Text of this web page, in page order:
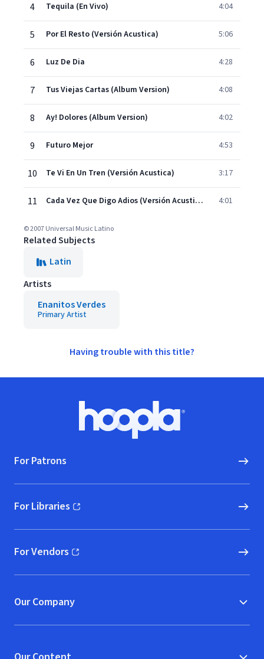
4 Tequila (En Vivo) 4:04
5 Por El Resto (Versión Acustica) 5:06
6 Luz De Dia 4:28
7 Tus Viejas Cartas (Album Version) 4:08
8 Ay! Dolores (Album Version) 4:02
9 Futuro Mejor 4:53
10 Te Vi En Un Tren (Versión Acustica) 3:17
11 Cada Vez Que Digo Adios (Versión Acustica) 4:01
© 2007 Universal Music Latino
Related Subjects
Latin
Artists
Enanitos Verdes
Primary Artist
Having trouble with this title?
Hoopla logo, Go to homepage
For Patrons
For Libraries
(opens in new window)
For Vendors
(opens in new window)
Our Company